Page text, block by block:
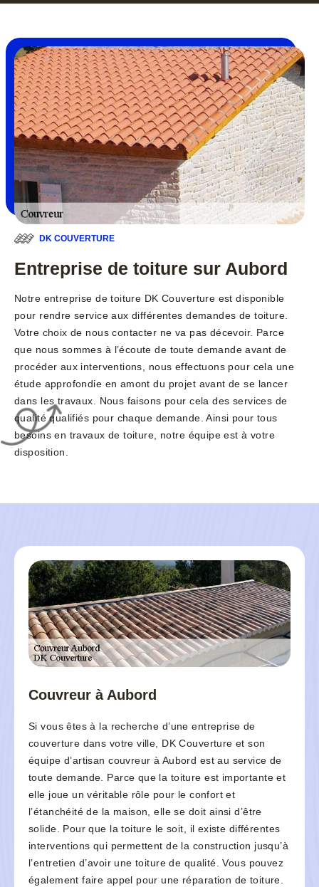
DK COUVERTURE
Entreprise de toiture sur Aubord
Notre entreprise de toiture DK Couverture est disponible
pour rendre service aux différentes demandes de toiture.
Votre choix de nous contacter ne va pas décevoir. Parce
que nous sommes à l’écoute de toute demande avant de
procéder aux interventions, nous effectuons pour cela une
étude approfondie en amont du projet avant de se lancer
dans les travaux. Nous faisons pour cela des services de
qualité qualifiés pour chaque demande. Ainsi pour tous
besoins en travaux de toiture, notre équipe est à votre
disposition.
Couvreur à Aubord
Si vous êtes à la recherche d’une entreprise de
couverture dans votre ville, DK Couverture et son
équipe d’artisan couvreur à Aubord est au service de
toute demande. Parce que la toiture est importante et
elle joue un véritable rôle pour le confort et
l’étanchéité de la maison, elle se doit ainsi d’être
solide. Pour que la toiture le soit, il existe différentes
interventions qui permettent de la construction jusqu’à
l’entretien d’avoir une toiture de qualité. Vous pouvez
également faire appel pour une réparation de toiture.